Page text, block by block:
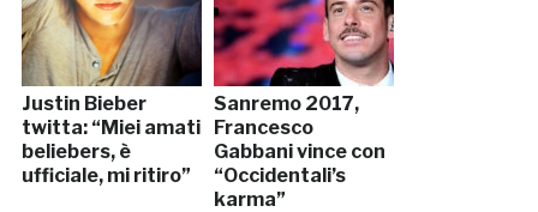
Justin Bieber
twitta: “Miei amati
beliebers, è
ufficiale, mi ritiro”
Sanremo 2017,
Francesco
Gabbani vince con
“Occidentali’s
karma”